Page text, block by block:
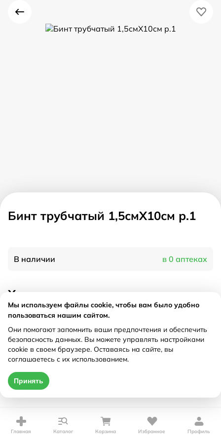
Бинт трубчатый 1,5смX10см р.1
В наличии в 0 аптеках
Характеристики
Рецепт
Цена действительна только при оформлении онлайн
Нет в наличии
Главная Каталог Корзина Избранное Профиль
Мы используем файлы cookie, чтобы вам было удобно
пользоваться нашим сайтом.
Они помогают запомнить ваши предпочтения и обеспечить
безопасность данных. Вы можете управлять настройками
cookie в своем браузере. Оставаясь на сайте, вы
соглашаетесь с их использованием.
Принять